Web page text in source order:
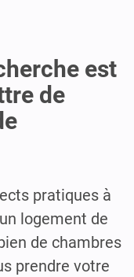
est
de
pratiques à
logement de
de chambres
prendre votre